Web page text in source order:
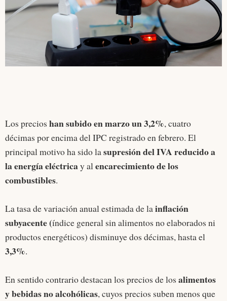
Los precios han subido en marzo un 3,2%, cuatro
décimas por encima del IPC registrado en febrero. El
principal motivo ha sido lasupresión del IVA reducido a
la energía eléctricay alencarecimiento de los
combustibles.
La tasa de variación anual estimada de lainflación
subyacente (índice general sin alimentos no elaborados ni
productos energéticos) disminuye dos décimas, hasta el
3,3%.
En sentido contrario destacan los precios de los alimentos
y bebidas no alcohólicas, cuyos precios suben menos que